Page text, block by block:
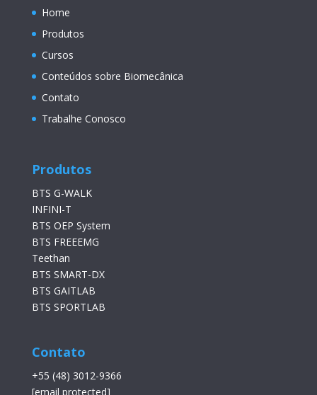
Home
Produtos
Cursos
Conteúdos sobre Biomecânica
Contato
Trabalhe Conosco
Produtos
BTS G-WALK
INFINI-T
BTS OEP System
BTS FREEEMG
Teethan
BTS SMART-DX
BTS GAITLAB
BTS SPORTLAB
Contato
+55 (48) 3012-9366
[email protected]